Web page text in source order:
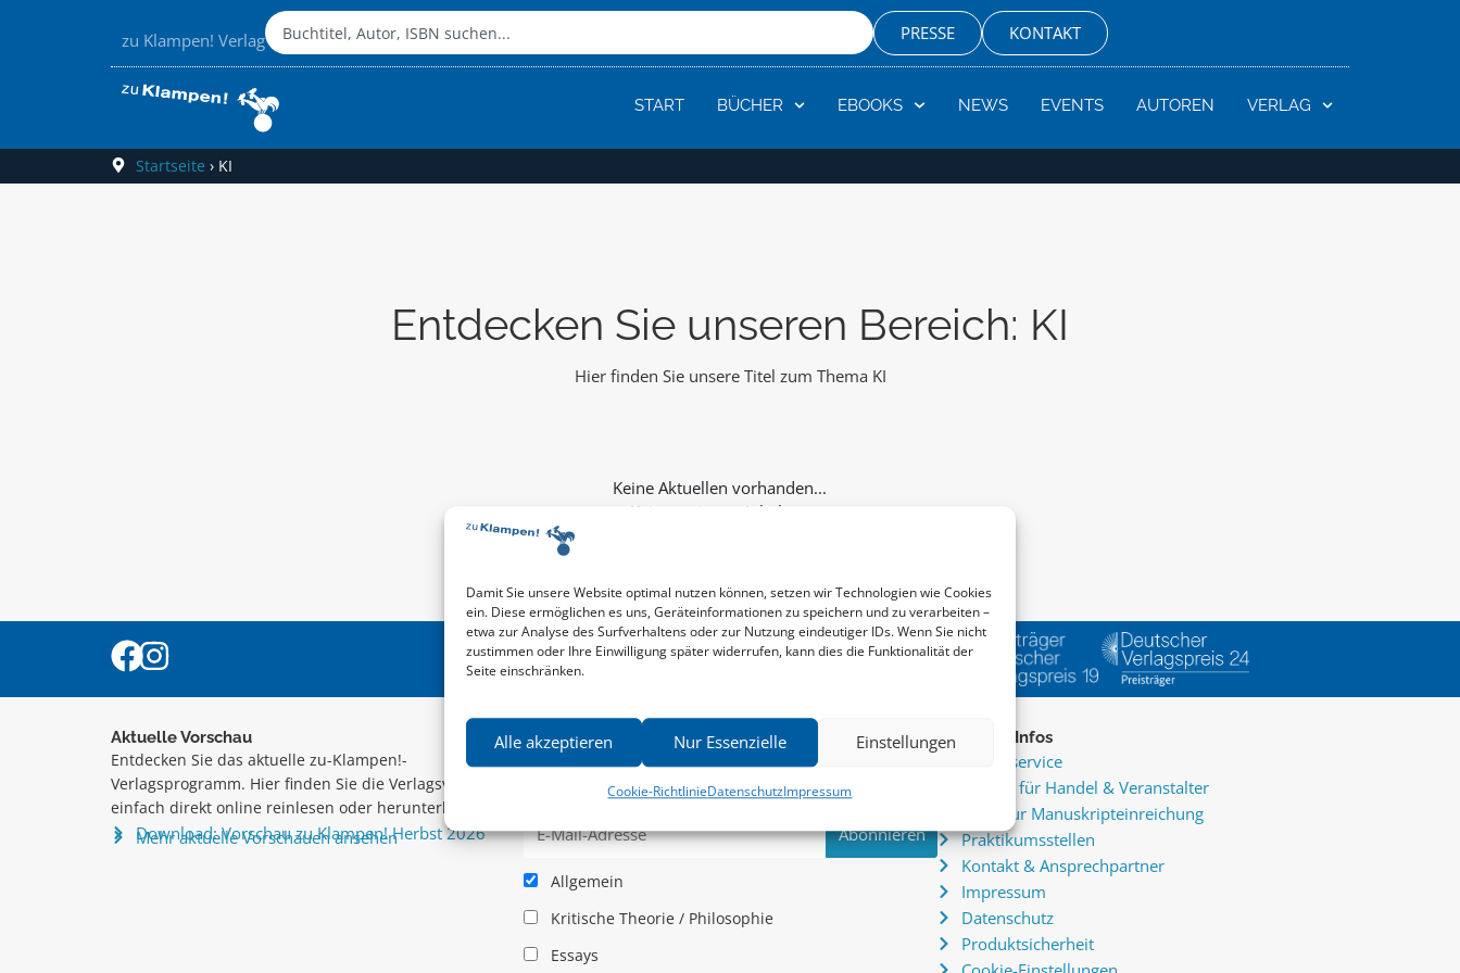
Damit Sie unsere Website optimal nutzen können, setzen wir Technologien wie Cookies
ein. Diese ermöglichen es uns, Geräteinformationen zu speichern und zu verarbeiten –
etwa zur Analyse des Surfverhaltens oder zur Nutzung eindeutiger IDs. Wenn Sie nicht
zustimmen oder Ihre Einwilligung später widerrufen, kann dies die Funktionalität der
Seite einschränken.
Alle akzeptieren Nur Essenzielle Einstellungen
Cookie-RichtlinieDatenschutzImpressum
zu Klampen! Verlag PRESSE KONTAKT
START BÜCHER EBOOKS NEWS EVENTS AUTOREN VERLAG
Startseite › KI
Entdecken Sie unseren Bereich: KI
Hier finden Sie unsere Titel zum Thema KI
Keine weiteren Inhalte...
Aktuelle Vorschau
Entdecken Sie das aktuelle zu-Klampen!-
Verlagsprogramm. Hier finden Sie die Verlagsvorschau –
einfach direkt online reinlesen oder herunterladen.
Download: Vorschau zu Klampen! Herbst 2026
Mehr aktuelle Vorschauen ansehen
Newsletter
News zu aktuellen Neuheiten und Nachrichten im zu
Klampen! Verlag – jederzeit wieder abbestellbar.
Allgemein
Kritische Theorie / Philosophie
Essays
Service & Infos
Presseservice
Service für Handel & Veranstalter
Infos zur Manuskripteinreichung
Praktikumsstellen
Kontakt & Ansprechpartner
Impressum
Datenschutz
Produktsicherheit